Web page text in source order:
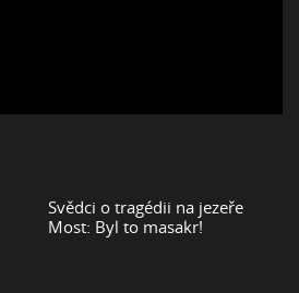
Svědci o tragédii na jezeře
Most: Byl to masakr!